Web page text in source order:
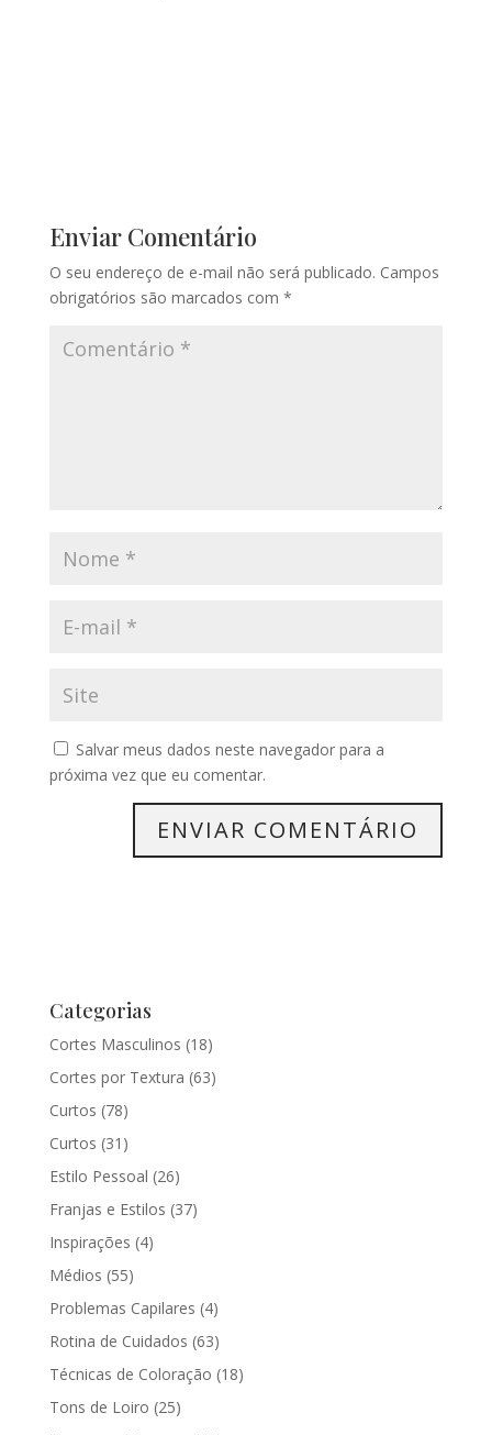
Enviar Comentário
O seu endereço de e-mail não será publicado. Campos
obrigatórios são marcados com *
Salvar meus dados neste navegador para a
próxima vez que eu comentar.
Categorias
Cortes Masculinos (18)
Cortes por Textura (63)
Curtos (78)
Curtos (31)
Estilo Pessoal (26)
Franjas e Estilos (37)
Inspirações (4)
Médios (55)
Problemas Capilares (4)
Rotina de Cuidados (63)
Técnicas de Coloração (18)
Tons de Loiro (25)